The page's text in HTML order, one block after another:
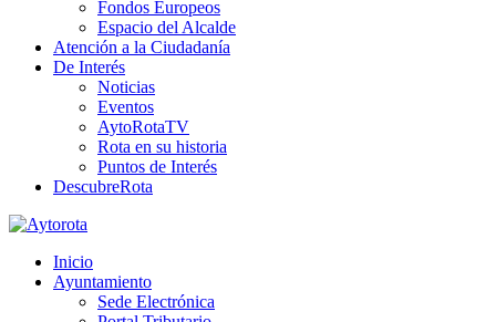
Fondos Europeos
Espacio del Alcalde
Atención a la Ciudadanía
De Interés
Noticias
Eventos
AytoRotaTV
Rota en su historia
Puntos de Interés
DescubreRota
Inicio
Ayuntamiento
Sede Electrónica